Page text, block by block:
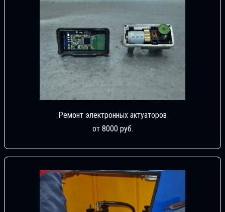
Ремонт электронных актуаторов
от 8000 руб.